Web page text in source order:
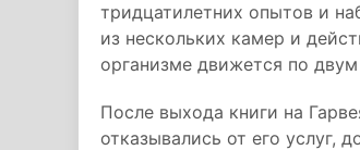
тридцатилетних опытов и
из нескольких камер и
организме движется по
После выхода книги на
отказывались от его услуг,